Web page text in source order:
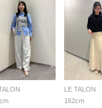
LE TALON
162cm